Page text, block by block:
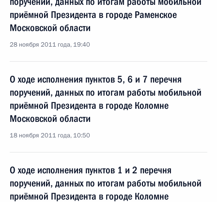
приёмной Президента в городе Раменское
Московской области
28 ноября 2011 года, 19:40
О ходе исполнения пунктов 5, 6 и 7 перечня
поручений, данных по итогам работы мобильной
приёмной Президента в городе Коломне
Московской области
18 ноября 2011 года, 10:50
О ходе исполнения пунктов 1 и 2 перечня
поручений, данных по итогам работы мобильной
приёмной Президента в городе Коломне